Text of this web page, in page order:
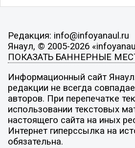
Редакция: info@infoyanaul.ru
Янаул, © 2005-2026
ПОКАЗАТЬ БАННЕРНЫЕ
Информационный сайт
редакции не всегда
авторов. При перепечатке
использовании текстовых
настоящего сайта на иных
Интернет гиперссылка на
обязательна.